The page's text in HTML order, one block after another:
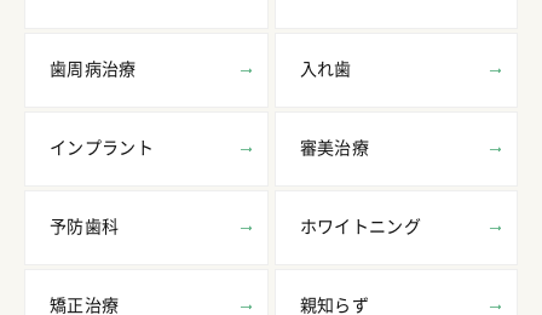
歯周病治療 入れ歯
インプラント 審美治療
予防歯科 ホワイトニング
矯正治療 親知らず